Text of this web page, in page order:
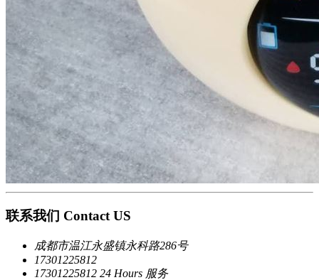
联系我们 Contact US
成都市温江永盛镇永科路286号
17301225812
17301225812 24 Hours 服务